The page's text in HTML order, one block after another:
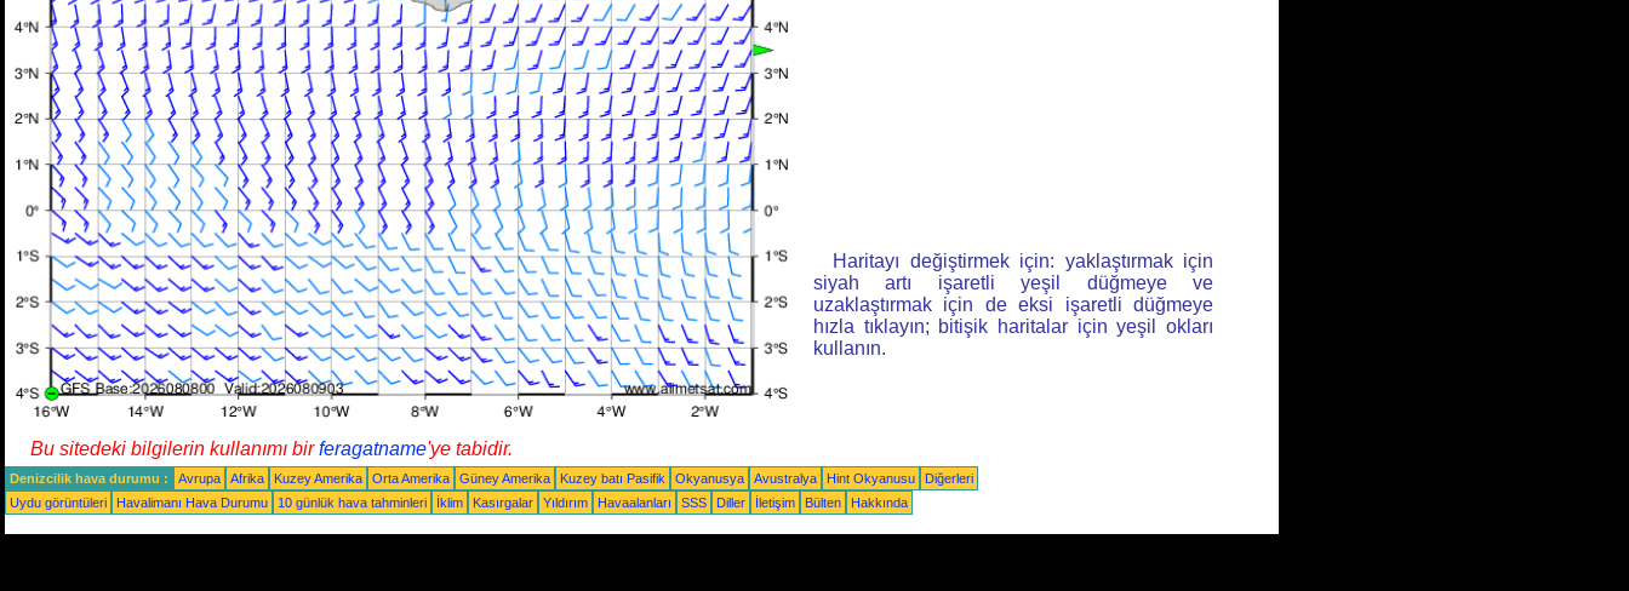
Haritayı değiştirmek için: yaklaştırmak için
siyah artı işaretli yeşil düğmeye ve
uzaklaştırmak için de eksi işaretli düğmeye
hızla tıklayın; bitişik haritalar için yeşil okları
kullanın.
Bu sitedeki bilgilerin kullanımı birferagatname'ye tabidir.
Denizcilik hava durumu : Avrupa Afrika Kuzey Amerika Orta Amerika Güney Amerika Kuzey batı Pasifik Okyanusya Avustralya Hint Okyanusu
Diğerleri
Uydu görüntüleri
Havalimanı Hava Durumu 10 günlük hava tahminleri İklim Kasırgalar Yıldırım Havaalanları SSS Diller İletişim Bülten Hakkında